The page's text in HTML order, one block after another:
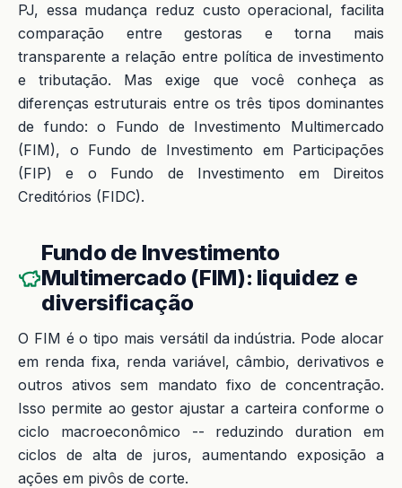
PJ, essa mudança reduz custo operacional, facilita
comparação entre gestoras e torna mais
transparente a relação entre política de investimento
e tributação. Mas exige que você conheça as
diferenças estruturais entre os três tipos dominantes
de fundo: o Fundo de Investimento Multimercado
(FIM), o Fundo de Investimento em Participações
(FIP) e o Fundo de Investimento em Direitos
Creditórios (FIDC).
Fundo de Investimento
Multimercado (FIM): liquidez e
diversificação
O FIM é o tipo mais versátil da indústria. Pode alocar
em renda fixa, renda variável, câmbio, derivativos e
outros ativos sem mandato fixo de concentração.
Isso permite ao gestor ajustar a carteira conforme o
ciclo macroeconômico -- reduzindo duration em
ciclos de alta de juros, aumentando exposição a
ações em pivôs de corte.